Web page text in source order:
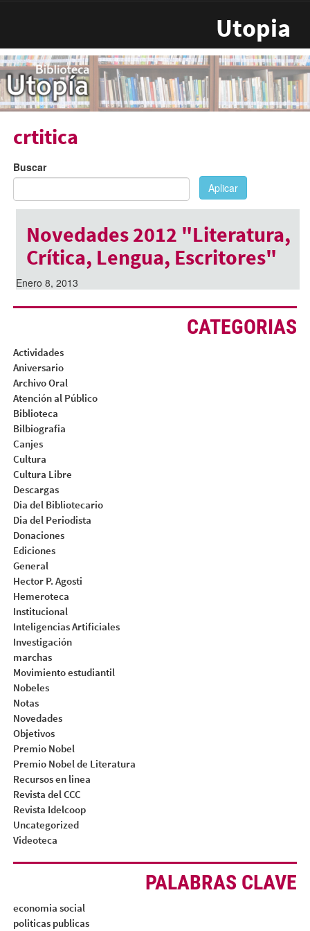
Utopia
crtitica
Buscar
Aplicar
Novedades 2012 "Literatura,
Crítica, Lengua, Escritores"
Enero 8, 2013
CATEGORIAS
Actividades
Aniversario
Archivo Oral
Atención al Público
Biblioteca
Bilbiografia
Canjes
Cultura
Cultura Libre
Descargas
Dia del Bibliotecario
Dia del Periodista
Donaciones
Ediciones
General
Hector P. Agosti
Hemeroteca
Institucional
Inteligencias Artificiales
Investigación
marchas
Movimiento estudiantil
Nobeles
Notas
Novedades
Objetivos
Premio Nobel
Premio Nobel de Literatura
Recursos en linea
Revista del CCC
Revista Idelcoop
Uncategorized
Videoteca
PALABRAS CLAVE
economia social
politicas publicas